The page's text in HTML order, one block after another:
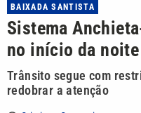
BAIXADA SANTISTA
Sistema
no início da
Trânsito segue com
redobrar a atenção